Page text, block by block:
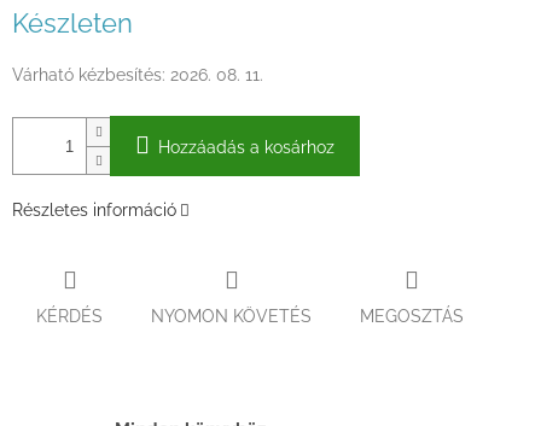
Készleten
Várható kézbesítés: 2026. 08. 11.
Hozzáadás a kosárhoz
Részletes információ
KÉRDÉS NYOMON KÖVETÉS MEGOSZTÁS